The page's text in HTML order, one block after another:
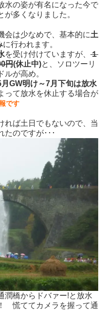
水の姿が有名になった今で
が多くなりました。
は少なめで、基本的に土
に行われます。
を受け付けていますが、 １
円(休止中)と、ソロツーリ
が高め。
月GW明け～7月下旬は放水
って放水を休止する場合が
です
ば土日でもないので、当
たのですが･･･
橋からドバァー!と放水
慌ててカメラを握って通